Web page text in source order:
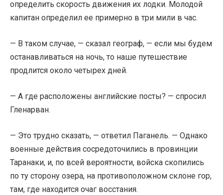
определить скорость движения их лодки. Молодой
капитан определил ее примерно в три мили в час.
— В таком случае, — сказал географ, — если мы будем
останавливаться на ночь, то наше путешествие
продлится около четырех дней.
— А где расположены английские посты? — спросил
Гленарван.
— Это трудно сказать, — ответил Паганель. — Однако
военные действия сосредоточились в провинции
Таранаки, и, по всей вероятности, войска скопились
по ту сторону озера, на противоположном склоне гор,
там, где находится очаг восстания.